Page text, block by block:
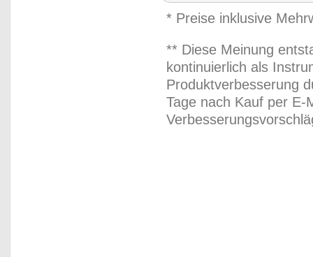
* Preise inklusive
** Diese Meinung
kontinuierlich als
Produktverbesserung
Tage nach Kauf per E-